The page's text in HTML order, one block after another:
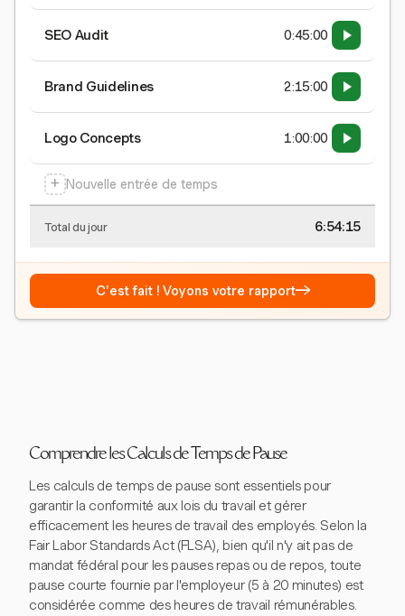
SEO Audit 0:45:00
Brand Guidelines 2:15:00
Logo Concepts 1:00:00
+ Nouvelle entrée de temps
Total du jour 6:54:15
C'est fait ! Voyons votre rapport→
Comprendre les Calculs de Temps de Pause
Les calculs de temps de pause sont essentiels pour
garantir la conformité aux lois du travail et gérer
efficacement les heures de travail des employés. Selon la
Fair Labor Standards Act (FLSA), bien qu'il n'y ait pas de
mandat fédéral pour les pauses repas ou de repos, toute
pause courte fournie par l'employeur (5 à 20 minutes) est
considérée comme des heures de travail rémunérables.